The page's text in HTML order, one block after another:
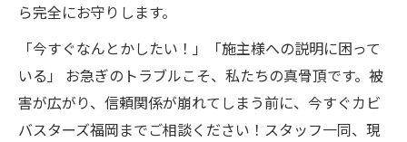
ら完全にお守りします。
「今すぐなんとかしたい！」「施主様への説明に困って
いる」 お急ぎのトラブルこそ、私たちの真骨頂です。被
害が広がり、信頼関係が崩れてしまう前に、今すぐカビ
バスターズ福岡までご相談ください！スタッフ一同、現